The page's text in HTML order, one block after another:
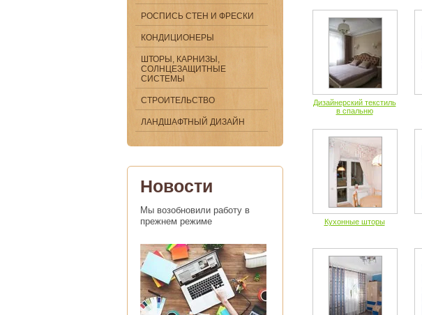
РОСПИСЬ СТЕН И ФРЕСКИ
КОНДИЦИОНЕРЫ
ШТОРЫ, КАРНИЗЫ,
СОЛНЦЕЗАЩИТНЫЕ
СИСТЕМЫ
СТРОИТЕЛЬСТВО
ЛАНДШАФТНЫЙ ДИЗАЙН
Новости
Мы возобновили работу в
прежнем режиме
Дизайнерский текстиль
в спальню
Кухонные шторы